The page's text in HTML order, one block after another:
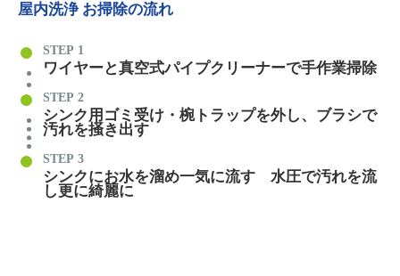
屋内洗浄 お掃除の流れ
STEP
ワイヤーと真空式パイプクリーナーで手作業掃除
STEP
シンク用ゴミ受け・椀トラップを外し、ブラシで
汚れを掻き出す
STEP
シンクにお水を溜め一気に流す 水圧で汚れを流
し更に綺麗に